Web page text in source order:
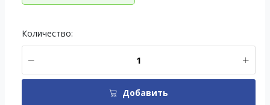
Количество:
Добавить